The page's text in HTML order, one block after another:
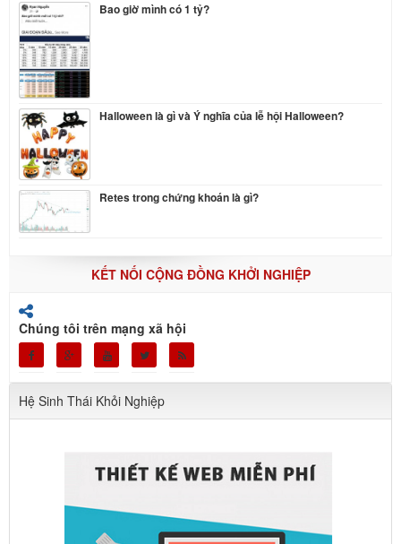
Bao giờ mình có 1 tỷ?
Halloween là gì và Ý nghĩa của lễ hội Halloween?
Retes trong chứng khoán là gì?
KẾT NỐI CỘNG ĐỒNG KHỞI NGHIỆP
Chúng tôi trên mạng xã hội
Hệ Sinh Thái Khỏi Nghiệp